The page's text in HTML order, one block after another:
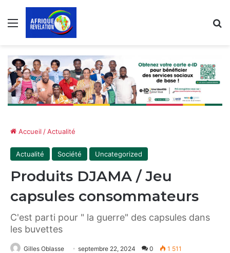
Menu
Accueil /Actualité
Actualité Société Uncategorized
Produits DJAMA / Jeu
capsules consommateurs
C'est parti pour " la guerre" des capsules dans
les buvettes
Gilles Oblasse septembre 22, 2024 0 1 511